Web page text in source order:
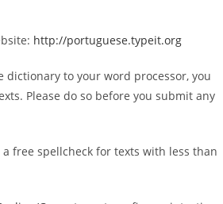
http://portuguese.typeit.org
dictionary to your word processor, you
Please do so before you submit any
free spellcheck for texts with less than